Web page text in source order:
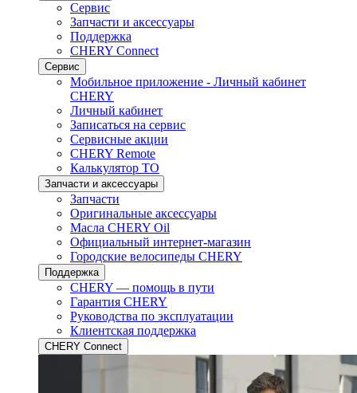
Сервис
Запчасти и аксессуары
Поддержка
CHERY Connect
Сервис
Мобильное приложение - Личный кабинет
CHERY
Личный кабинет
Записаться на сервис
Сервисные акции
CHERY Remote
Калькулятор ТО
Запчасти и аксессуары
Запчасти
Оригинальные аксессуары
Масла CHERY Oil
Официальный интернет-магазин
Городские велосипеды CHERY
Поддержка
CHERY — помощь в пути
Гарантия CHERY
Руководства по эксплуатации
Клиентская поддержка
CHERY Connect